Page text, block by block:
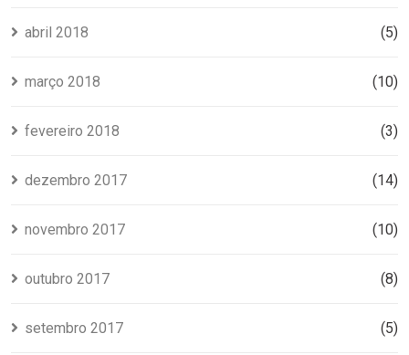
abril 2018 (5)
março 2018 (10)
fevereiro 2018 (3)
dezembro 2017 (14)
novembro 2017 (10)
outubro 2017 (8)
setembro 2017 (5)